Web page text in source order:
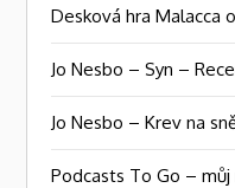
Desková hra Malacca
Jo Nesbo – Syn –
Jo Nesbo – Krev na
Podcasts To Go –